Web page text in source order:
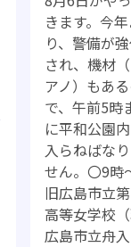
きます。今
り、警備が
され、機材
アノ）もあ
で、午前5時
に平和公園
入らねばな
せん。〇9時
旧広島市立
高等女学校
広島市立舟